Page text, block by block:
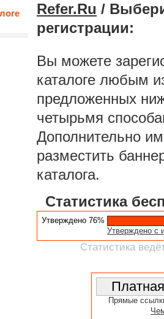
Refer.Ru /
регистрации:
Вы можете
каталоге любым
предложенных
четырьмя
Дополнительно
разместить
каталога.
Статистика
Утверждено 76%
Утверждено с
Статистика
Прямые